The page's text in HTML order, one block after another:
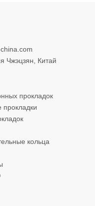
Чжэцзян, Китай
прокладок
кольца